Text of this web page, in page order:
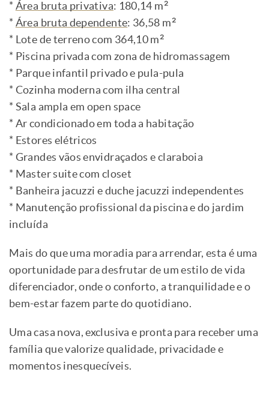
* Área bruta privativa: 180,14 m²
* Área bruta dependente: 36,58 m²
* Lote de terreno com 364,10 m²
* Piscina privada com zona de hidromassagem
* Parque infantil privado e pula-pula
* Cozinha moderna com ilha central
* Sala ampla em open space
* Ar condicionado em toda a habitação
* Estores elétricos
* Grandes vãos envidraçados e claraboia
* Master suite com closet
* Banheira jacuzzi e duche jacuzzi independentes
* Manutenção profissional da piscina e do jardim
incluída
Mais do que uma moradia para arrendar, esta é uma
oportunidade para desfrutar de um estilo de vida
diferenciador, onde o conforto, a tranquilidade e o
bem-estar fazem parte do quotidiano.
Uma casa nova, exclusiva e pronta para receber uma
família que valorize qualidade, privacidade e
momentos inesquecíveis.